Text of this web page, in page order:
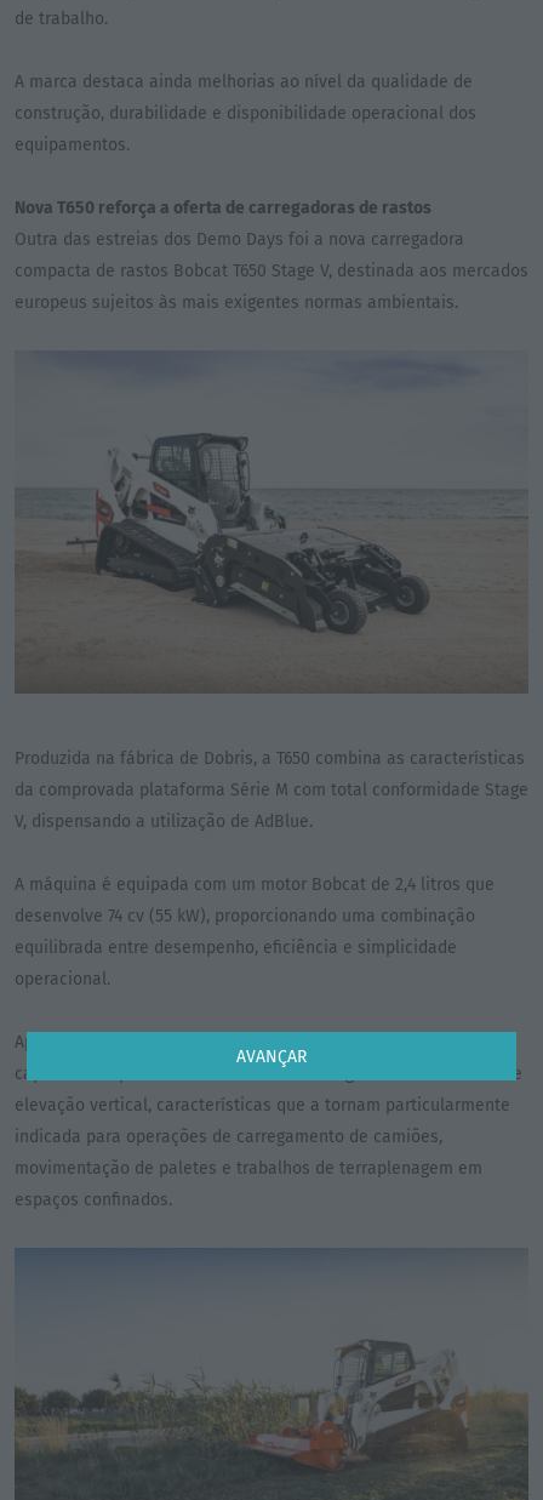
AVANÇAR
de trabalho.
A marca destaca ainda melhorias ao nível da qualidade de
construção, durabilidade e disponibilidade operacional dos
equipamentos.
Nova T650 reforça a oferta de carregadoras de rastos
Outra das estreias dos Demo Days foi a nova carregadora
compacta de rastos Bobcat T650 Stage V, destinada aos mercados
europeus sujeitos às mais exigentes normas ambientais.
Produzida na fábrica de Dobris, a T650 combina as características
da comprovada plataforma Série M com total conformidade Stage
V, dispensando a utilização de AdBlue.
A máquina é equipada com um motor Bobcat de 2,4 litros que
desenvolve 74 cv (55 kW), proporcionando uma combinação
equilibrada entre desempenho, eficiência e simplicidade
operacional.
Apesar das suas dimensões compactas, a T650 oferece uma
capacidade operacional nominal de 1.192 kg e uma cinemática de
elevação vertical, características que a tornam particularmente
indicada para operações de carregamento de camiões,
movimentação de paletes e trabalhos de terraplenagem em
espaços confinados.